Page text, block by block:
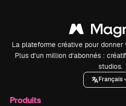
La plateforme créative pour
Plus d’un million d’abonnés :
studios.
Français
Produits